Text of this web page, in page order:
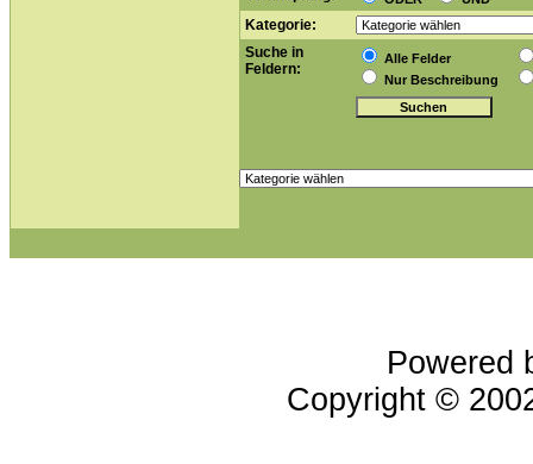
Kategorie:
Suche in
Feldern:
Alle Felder
Nur Beschreibung
Powered
Copyright ©